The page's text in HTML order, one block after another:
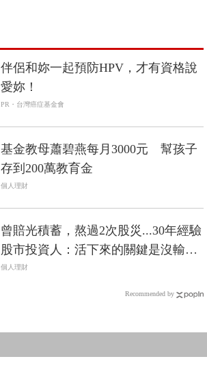
伴侶和妳一起預防HPV，才有資格說
愛妳！
PR・台灣癌症基金會
基金教母蕭碧燕每月3000元 幫孩子
存到200萬教育金
個人理財
曾賠光積蓄，熬過2次股災...30年經驗
股市投資人：活下來的關鍵是沒輸掉
自己！
個人理財
Recommended by